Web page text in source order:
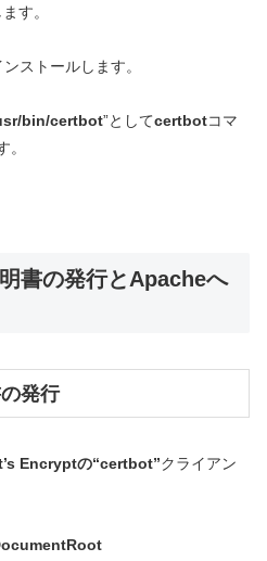
す。
ンストールします。
bin/certbot”としてcertbotコマ
。
書の発行とApacheへ
発行
Encryptの“certbot”クライアン